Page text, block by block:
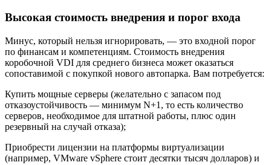
Высокая стоимость внедрения и порог входа
Минус, который нельзя игнорировать, — это входной порог
по финансам и компетенциям. Стоимость внедрения
коробочной VDI для среднего бизнеса может оказаться
сопоставимой с покупкой нового автопарка. Вам потребуется:
Купить мощные серверы (желательно с запасом под
отказоустойчивость — минимум N+1, то есть количество
серверов, необходимое для штатной работы, плюс один
резервный на случай отказа);
Приобрести лицензии на платформы виртуализации
(например, VMware vSphere стоит десятки тысяч долларов) и